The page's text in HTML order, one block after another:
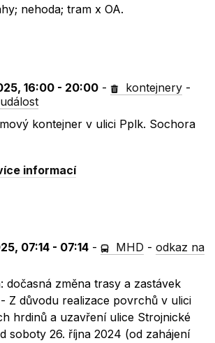
nehoda; tram x OA.
16:00 - 20:00 - kontejnery -
kontejner v ulici Pplk. Sochora
informací
07:14 - 07:14 - MHD -odkaz na
dočasná změna trasy a zastávek
Z důvodu realizace povrchů v ulici
hrdinů a uzavření ulice Strojnické
soboty 26. října 2024 (od zahájení